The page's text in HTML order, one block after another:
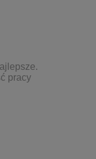
pracy